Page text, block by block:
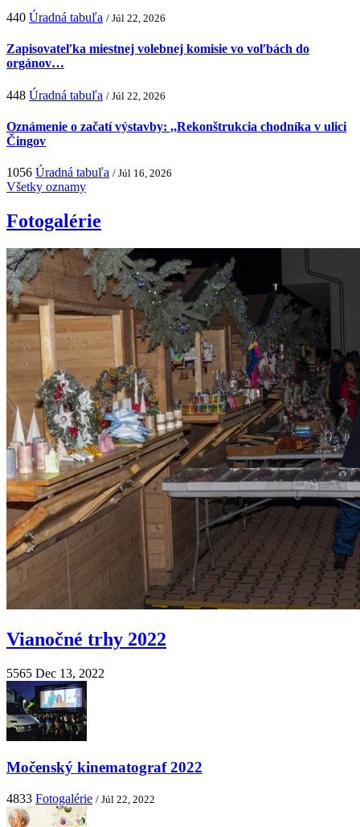
440 Úradná tabuľa / Júl 22, 2026
Zapisovateľka miestnej volebnej komisie vo voľbách do
orgánov…
448 Úradná tabuľa / Júl 22, 2026
Oznámenie o začatí výstavby: ,,Rekonštrukcia chodníka v ulici
Čingov
1056 Úradná tabuľa / Júl 16, 2026
Všetky oznamy
Fotogalérie
Vianočné trhy 2022
5565 Dec 13, 2022
Močenský kinematograf 2022
4833 Fotogalérie / Júl 22, 2022